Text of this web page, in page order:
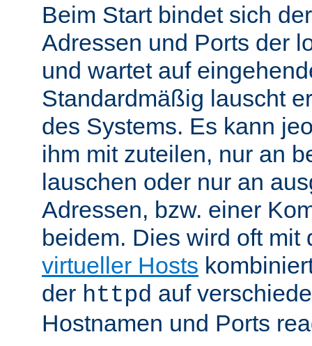
Beim Start bindet sich
Adressen und Ports der
und wartet auf
Standardmäßig lauscht
des Systems. Es kann
ihm mit zuteilen, nur an
lauschen oder nur an
Adressen, bzw. einer
beidem. Dies wird oft mit
virtueller Hosts
der httpd auf
Hostnamen und Ports